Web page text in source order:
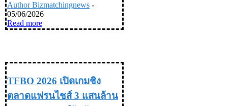
Author Bizmatchingnews -
05/06/2026
Read more
TFBO 2026 เปิดเกมชิง
ตลาดแฟรนไชส์ 3 แสนล้าน